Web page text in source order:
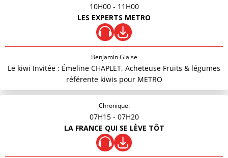
10H00 - 11H00
LES EXPERTS METRO
Benjamin Glaise
Le kiwi Invitée : Émeline CHAPLET, Acheteuse Fruits & légumes
référente kiwis pour METRO
Chronique:
07H15 - 07H20
LA FRANCE QUI SE LÈVE TÔT